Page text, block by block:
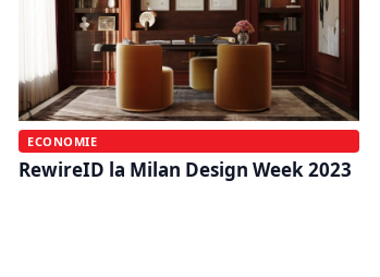
ECONOMIE
RewireID la Milan Design Week 2023